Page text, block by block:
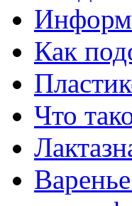
Как
Что